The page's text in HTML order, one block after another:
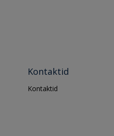
Kontaktid
Kontaktid